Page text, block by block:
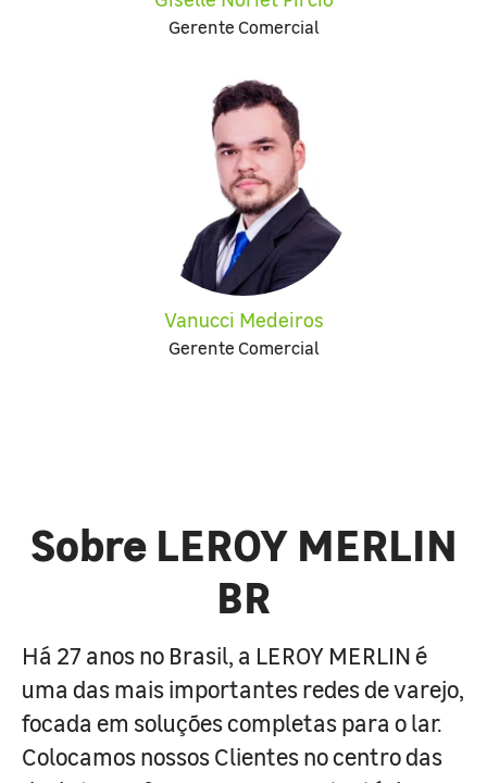
Gerente Comercial
Vanucci Medeiros
Gerente Comercial
Sobre LEROY MERLIN
BR
Há 27 anos no Brasil, a LEROY MERLIN é
uma das mais importantes redes de varejo,
focada em soluções completas para o lar.
Colocamos nossos Clientes no centro das